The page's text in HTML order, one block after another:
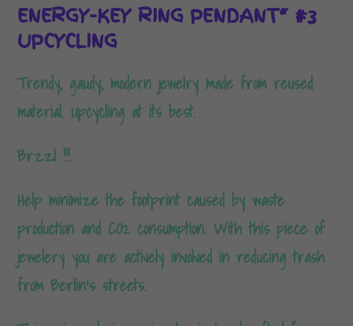
ENERGY-KEY RING PENDANT“ #3
UPCYCLING
Trendy, gaudy, modern jewelry made from reused
material. Upcycling at its best.
Brzzl !!!
Help minimize the footprint caused by waste
production and CO2 consumption. With this piece of
jewelery you are actively involved in reducing trash
from Berlin’s streets.